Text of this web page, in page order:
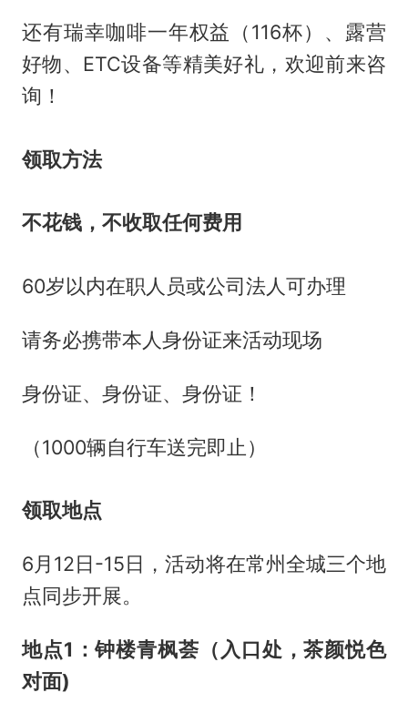
还有瑞幸咖啡一年权益（116杯）、露营
好物、ETC设备等精美好礼，欢迎前来咨
询！
领取方法
不花钱，不收取任何费用
60岁以内在职人员或公司法人可办理
请务必携带本人身份证来活动现场
身份证、身份证、身份证！
（1000辆自行车送完即止）
领取地点
6月12日-15日，活动将在常州全城三个地
点同步开展。
地点1：钟楼青枫荟（入口处，茶颜悦色
对面)